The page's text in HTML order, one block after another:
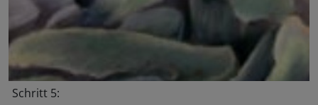
Schritt 5: